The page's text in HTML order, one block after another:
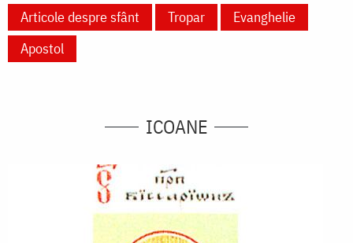
Articole despre sfânt
Tropar
Evanghelie
Apostol
ICOANE